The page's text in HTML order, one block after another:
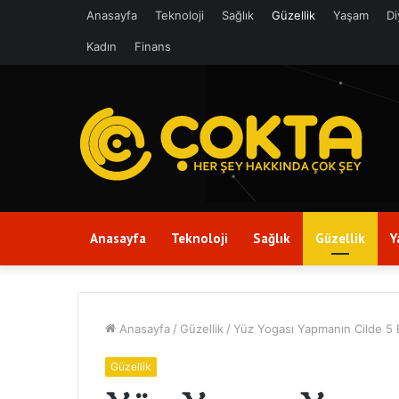
Anasayfa Teknoloji Sağlık Güzellik Yaşam
Kadın Finans
Anasayfa Teknoloji Sağlık Güzellik
Anasayfa / Güzellik / Yüz Yogası Yapmanın Cilde 5
Güzellik